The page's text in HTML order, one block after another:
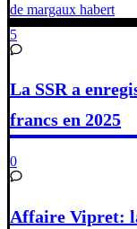
de margaux habert
5
La SSR a
francs en 2025
0
Affaire Vipret: